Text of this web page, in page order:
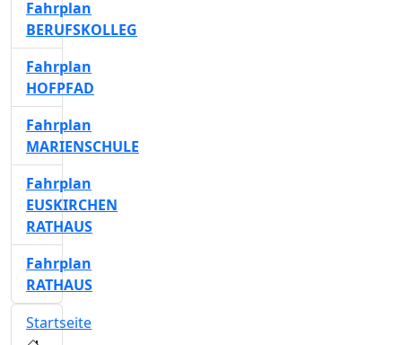
Fahrplan
BERUFSKOLLEG
Fahrplan
HOFPFAD
Fahrplan
MARIENSCHULE
Fahrplan
EUSKIRCHEN
RATHAUS
Fahrplan
RATHAUS
Startseite